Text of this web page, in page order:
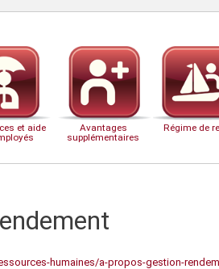
et aide
Avantages
supplémentaires
Régime de
humaines/a-propos-gestion-